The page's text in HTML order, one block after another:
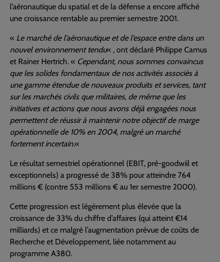
l’aéronautique du spatial et de la défense a encore affiché
une croissance rentable au premier semestre 2001.
« Le marché de l’aéronautique et de l’espace entre dans un
nouvel environnement tendu« , ont déclaré Philippe Camus
et Rainer Hertrich. « Cependant, nous sommes convaincus
que les solides fondamentaux de nos activités associés à
une gamme étendue de nouveaux produits et services, tant
sur les marchés civils que militaires, de même que les
initiatives et actions que nous avons déjà engagées nous
permettent de réussir à maintenir notre objectif de marge
opérationnelle de 10% en 2004, malgré un marché
fortement incertain.«
Le résultat semestriel opérationnel (EBIT, pré-goodwiil et
exceptionnels) a progressé de 38% pour atteindre 764
millions € (contre 553 millions € au 1er semestre 2000).
Cette progression est légèrement plus élevée que la
croissance de 33% du chiffre d’affaires (qui atteint €14
milliards) et ce malgré l’augmentation prévue de coûts de
Recherche et Développement, liée notamment au
programme A380.